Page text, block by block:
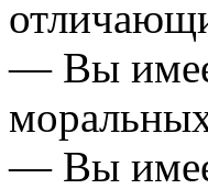
— Вы
— Вы